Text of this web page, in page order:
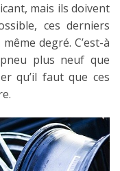
mais ils doivent
ces derniers
degré. C’est-à
plus neuf que
qu’il faut que ces